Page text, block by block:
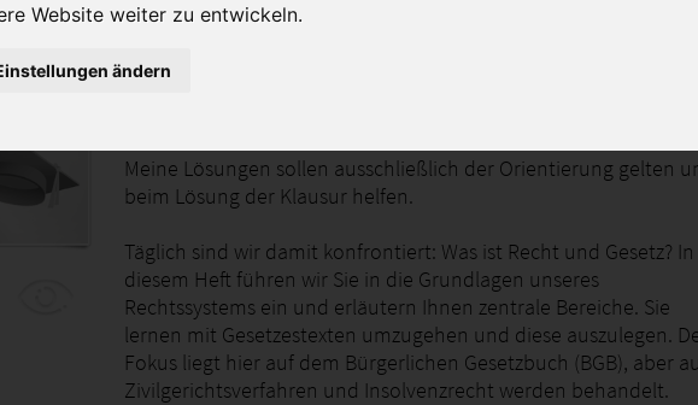
Website weiter zu entwickeln.
ändern
Meine Lösungen sollen ausschließlich der Orientierung gelten
beim Lösung der Klausur helfen.
Täglich sind wir damit konfrontiert: Was ist Recht und Gesetz? In
diesem Heft führen wir Sie in die Grundlagen unseres
Rechtssystems ein und erläutern Ihnen zentrale Bereiche. Sie
lernen mit Gesetzestexten umzugehen und diese auszulegen.
Fokus liegt hier auf dem Bürgerlichen Gesetzbuch (BGB), aber
Zivilgerichtsverfahren und Insolvenzrecht werden behandelt.